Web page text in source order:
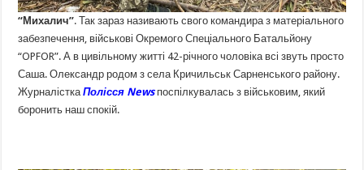
“Михалич”. Так зараз називають свого командира з матеріального
забезпечення, військові Окремого Спеціального Батальйону
“OPFOR”. А в цивільному житті 42-річного чоловіка всі звуть просто
Саша. Олександр родом з села Кричильськ Сарненського району.
ЖурналісткаПолісся Newsпоспілкувалась з військовим, який
боронить наш спокій.